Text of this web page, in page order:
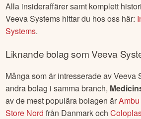
Alla insideraffärer samt komplett
Veeva Systems hittar du hos oss här:
Systems.
Liknande bolag somVeeva
Många som är intresserade avVeeva
andra bolag i samma branch,
av de mest populära bolagen ärAmbu
Store Nord från Danmarkoch